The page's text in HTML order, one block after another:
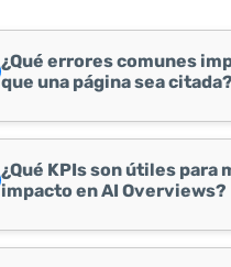
¿Qué errores comunes
que una página sea citada?
¿Qué KPIs son útiles para
impacto en AI Overviews?